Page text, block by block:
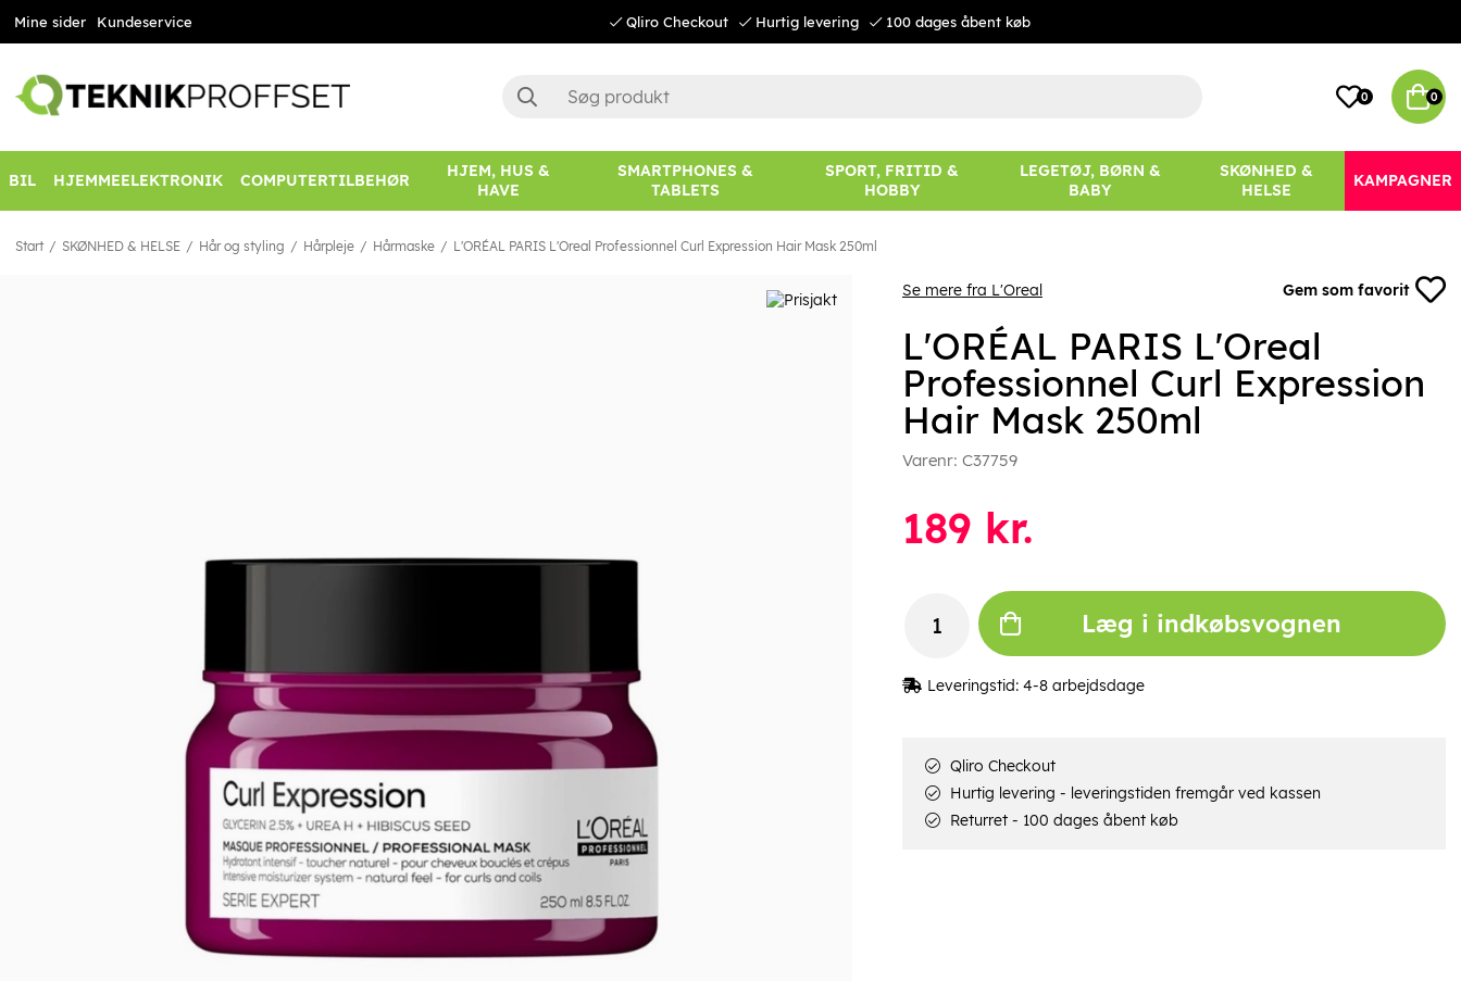
Mine sider Kundeservice Qliro Checkout Hurtig levering 100 dages åbent køb
0 0
BIL HJEMMEELEKTRONIK COMPUTERTILBEHØR
HJEM, HUS &
HAVE
SMARTPHONES &
TABLETS
SPORT, FRITID &
HOBBY
LEGETØJ, BØRN &
BABY
SKØNHED &
HELSE
KAMPAGNER
Start SKØNHED & HELSE Hår og styling Hårpleje Hårmaske L'ORÉAL PARIS L'Oreal Professionnel Curl Expression Hair Mask 250ml
Se mere fra L'Oreal Gem som favorit
L'ORÉAL PARIS L'Oreal
Professionnel Curl Expression
Hair Mask 250ml
Varenr: C37759
189 kr.
Læg i indkøbsvognen
Leveringstid: 4-8 arbejdsdage
Qliro Checkout
Hurtig levering - leveringstiden fremgår ved kassen
Returret - 100 dages åbent køb